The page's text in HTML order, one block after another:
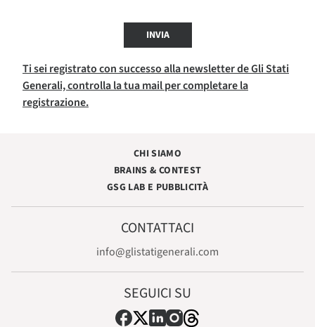
INVIA
Ti sei registrato con successo alla newsletter de Gli Stati
Generali, controlla la tua mail per completare la
registrazione.
CHI SIAMO
BRAINS & CONTEST
GSG LAB E PUBBLICITÀ
CONTATTACI
info@glistatigenerali.com
SEGUICI SU